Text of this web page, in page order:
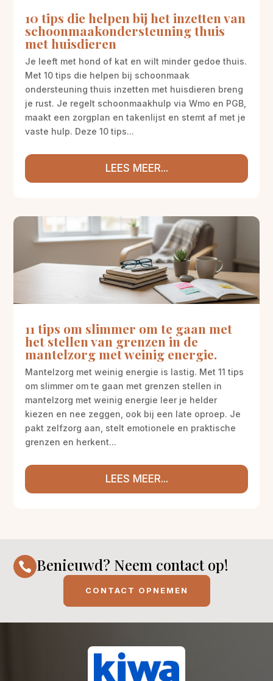
10 tips die helpen bij het inzetten van
schoonmaakondersteuning thuis
met huisdieren
Je leeft met hond of kat en wilt minder gedoe thuis.
Met 10 tips die helpen bij schoonmaak
ondersteuning thuis inzetten met huisdieren breng
je rust. Je regelt schoonmaakhulp via Wmo en PGB,
maakt een zorgplan en takenlijst en stemt af met je
vaste hulp. Deze 10 tips...
LEES MEER...
11 tips om slimmer om te gaan met
het stellen van grenzen in de
mantelzorg met weinig energie.
Mantelzorg met weinig energie is lastig. Met 11 tips
om slimmer om te gaan met grenzen stellen in
mantelzorg met weinig energie leer je helder
kiezen en nee zeggen, ook bij een late oproep. Je
pakt zelfzorg aan, stelt emotionele en praktische
grenzen en herkent...
LEES MEER...
 Benieuwd? Neem contact op!
CONTACT OPNEMEN